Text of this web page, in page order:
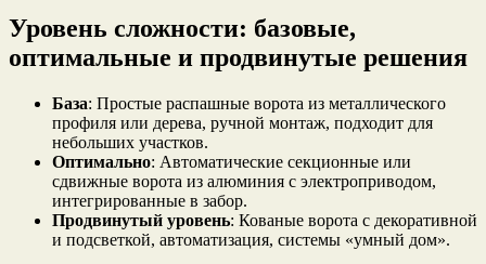
Уровень сложности: базовые,
оптимальные и продвинутые решения
База: Простые распашные ворота из металлического
профиля или дерева, ручной монтаж, подходит для
небольших участков.
Оптимально: Автоматические секционные или
сдвижные ворота из алюминия с электроприводом,
интегрированные в забор.
Продвинутый уровень: Кованые ворота с декоративной
и подсветкой, автоматизация, системы «умный дом».